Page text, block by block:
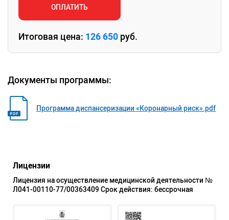
ОПЛАТИТЬ
Итоговая цена: 126 650 руб.
Документы программы:
Программа диспансеризации «Коронарный риск».pdf
Лицензии
Лицензия на осуществление медицинской деятельности №
Л041-00110-77/00363409 Срок действия: бессрочная